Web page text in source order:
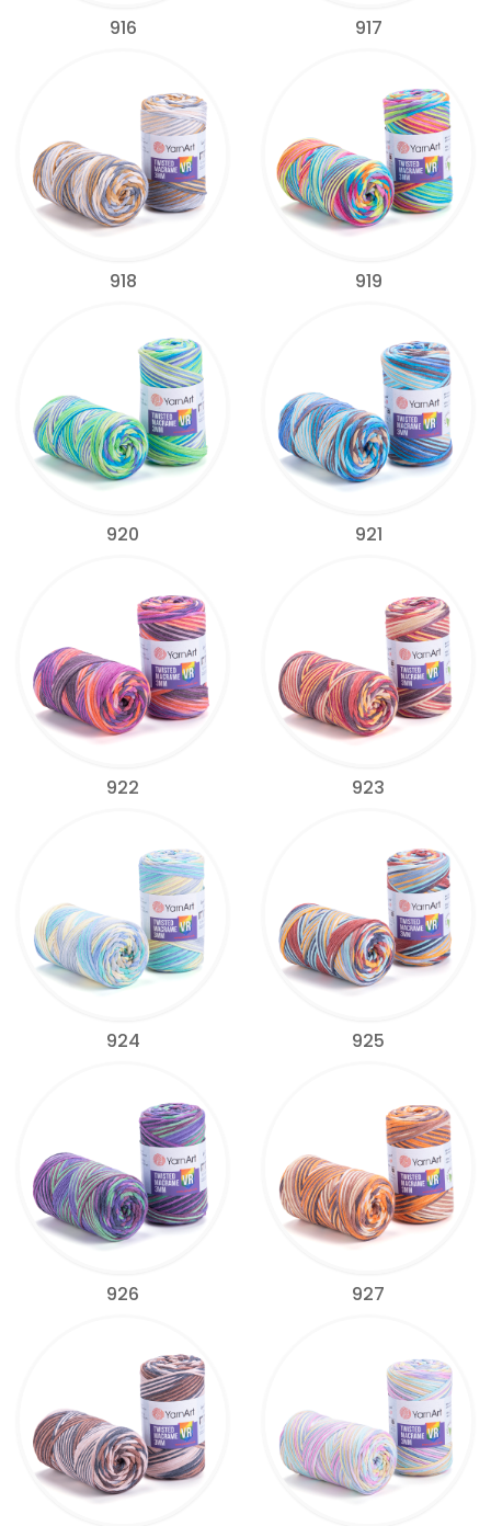
916 917
918 919
920 921
922 923
924 925
926 927